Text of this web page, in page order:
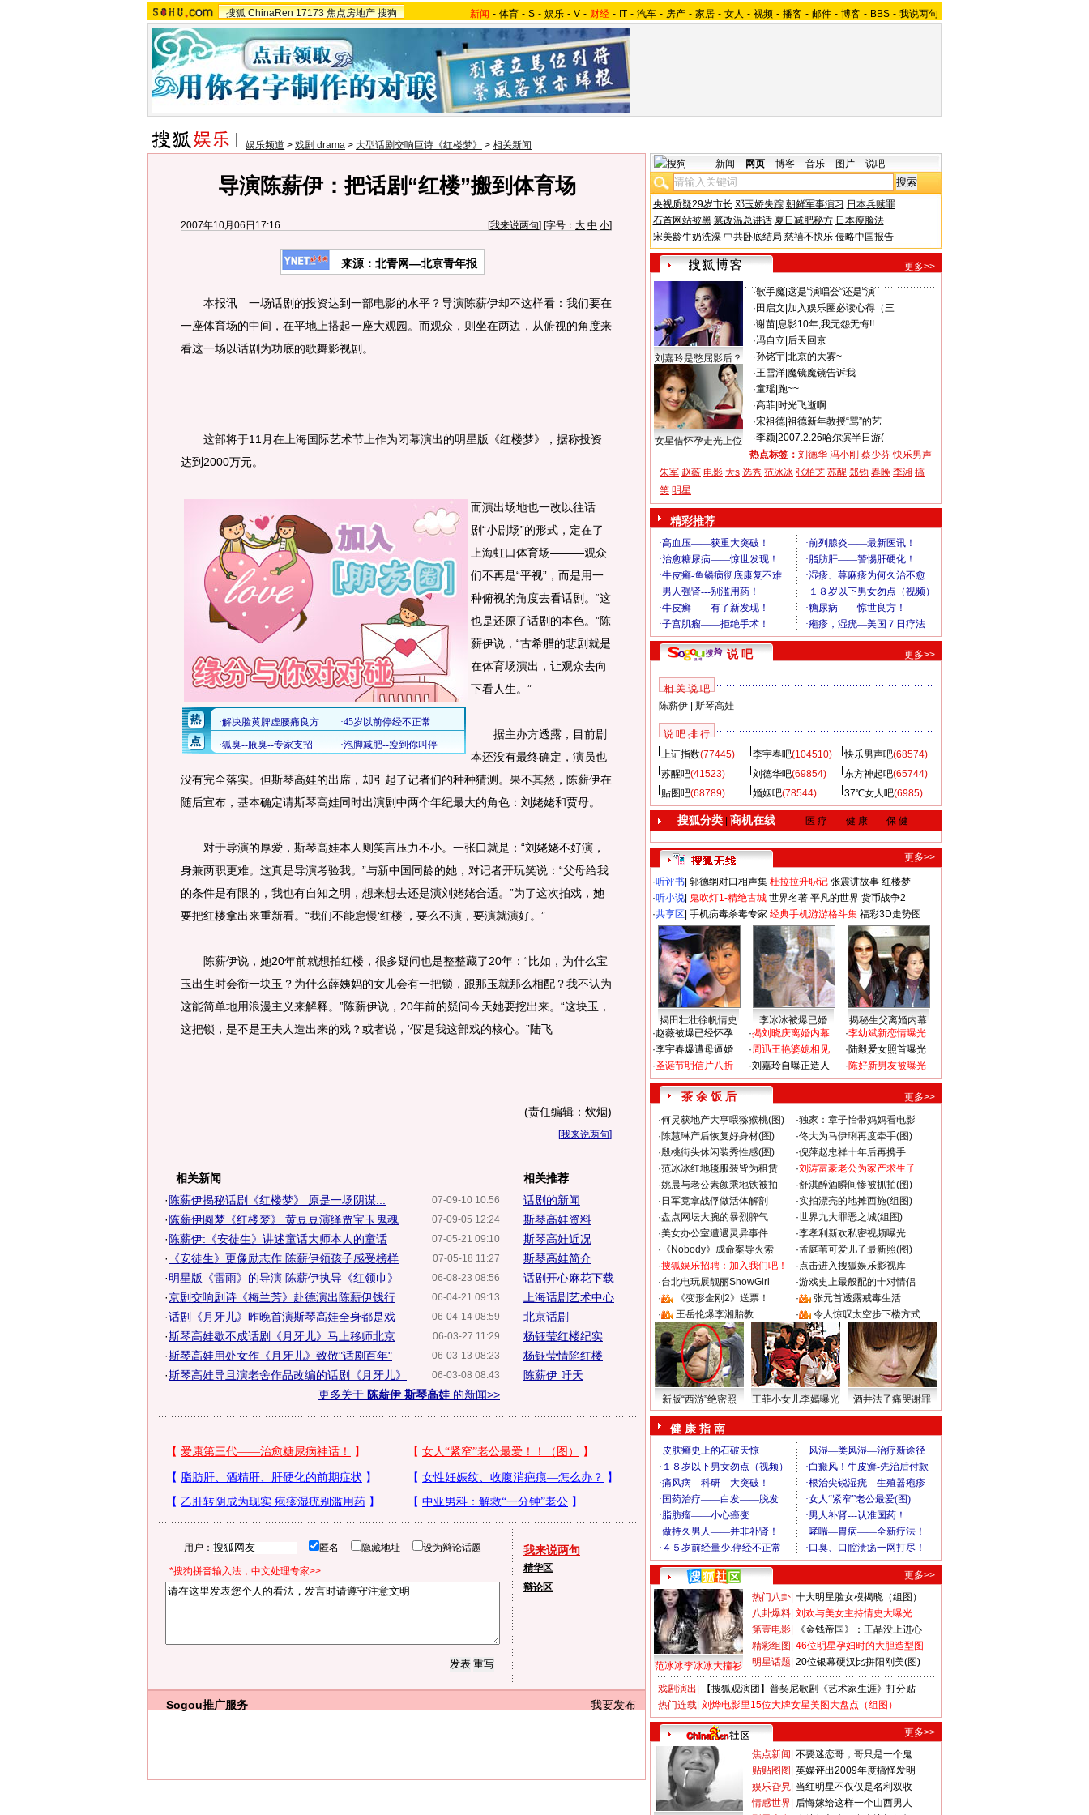
搜狐 ChinaRen 17173 焦点房地产 搜狗 新闻 - 体育 - S - 娱乐 - V - 财经 - IT - 汽车 - 房产 - 家居 - 女人 - 视频 - 播客 - 邮件 - 博客 - BBS - 我说两句
娱乐频道 > 戏剧 drama > 大型话剧交响巨诗《红楼梦》 > 相关新闻
导演陈薪伊：把话剧“红楼”搬到体育场
2007年10月06日17:16 [我来说两句] [字号： 大 中 小]
来源：北青网—北京青年报
本报讯 一场话剧的投资达到一部电影的水平？导演陈薪伊却不这样看：我们要在
一座体育场的中间，在平地上搭起一座大观园。而观众，则坐在两边，从俯视的角度来
看这一场以话剧为功底的歌舞影视剧。
这部将于11月在上海国际艺术节上作为闭幕演出的明星版《红楼梦》，据称投资
达到2000万元。
而演出场地也一改以往话
剧“小剧场”的形式，定在了
上海虹口体育场———观众
们不再是“平视”，而是用一
种俯视的角度去看话剧。“这
也是还原了话剧的本色。”陈
薪伊说，“古希腊的悲剧就是
在体育场演出，让观众去向
下看人生。”
据主办方透露，目前剧
本还没有最终确定，演员也
没有完全落实。但斯琴高娃的出席，却引起了记者们的种种猜测。果不其然，陈薪伊在
随后宣布，基本确定请斯琴高娃同时出演剧中两个年纪最大的角色：刘姥姥和贾母。
对于导演的厚爱，斯琴高娃本人则笑言压力不小。一张口就是：“刘姥姥不好演，
身兼两职更难。这真是导演考验我。”与新中国同龄的她，对记者开玩笑说：“父母给我
的条件是有限的，我也有自知之明，想来想去还是演刘姥姥合适。”为了这次拍戏，她
要把红楼拿出来重新看。“我们不能怠慢‘红楼’，要么不演，要演就演好。”
陈薪伊说，她20年前就想拍红楼，很多疑问也是整整藏了20年：“比如，为什么宝
玉出生时会衔一块玉？为什么薛姨妈的女儿会有一把锁，跟那玉就那么相配？我不认为
这能简单地用浪漫主义来解释。”陈薪伊说，20年前的疑问今天她要挖出来。“这块玉，
这把锁，是不是王夫人造出来的戏？或者说，‘假’是我这部戏的核心。”陆飞
(责任编辑：炊烟)
[我来说两句]
相关新闻
07-09-10 10:56
· 陈薪伊揭秘话剧《红楼梦》 原是一场阴谋...
07-09-05 12:24
· 陈薪伊圆梦《红楼梦》 黄豆豆演绎贾宝玉鬼魂
07-05-21 09:10
· 陈薪伊:《安徒生》讲述童话大师本人的童话
07-05-18 11:27
· 《安徒生》更像励志作 陈薪伊领孩子感受榜样
06-08-23 08:56
·明星版《雷雨》的导演 陈薪伊执导《红领巾》
06-04-21 09:13
·京剧交响剧诗《梅兰芳》赴德演出陈薪伊饯行
06-04-14 08:59
·话剧《月牙儿》昨晚首演斯琴高娃全身都是戏
06-03-27 11:29
·斯琴高娃歇不成话剧《月牙儿》马上移师北京
06-03-13 08:23
·斯琴高娃用处女作《月牙儿》致敬"话剧百年"
06-03-08 08:43
·斯琴高娃导且演老舍作品改编的话剧《月牙儿》
更多关于 陈薪伊 斯琴高娃 的新闻>>
相关推荐
话剧的新闻
斯琴高娃资料
斯琴高娃近况
斯琴高娃简介
话剧开心麻花下载
上海话剧艺术中心
北京话剧
杨钰莹红楼纪实
杨钰莹情陷红楼
陈薪伊 吁天
用户： 匿名 隐藏地址 设为辩论话题
*搜狗拼音输入法，中文处理专家>>
我来说两句
精华区
辩论区
我要发布
Sogou推广服务
新闻 网页 博客 音乐 图片 说吧
央视质疑29岁市长 邓玉娇失踪 朝鲜军事演习 日本兵赎罪
石首网站被黑 篡改温总讲话 夏日减肥秘方 日本瘦脸法
宋美龄牛奶洗澡 中共卧底结局 慈禧不快乐 侵略中国报告
更多>>
刘嘉玲是憋屈影后？
女星借怀孕走光上位
·歌手魔| 这是“演唱会”还是“演
· 田启文 加入娱乐圈必读心得（三
·谢苗| 息影10年,我无怨无悔!!
·冯自立 后天回京
·孙铭宇| 北京的大雾~
·王雪洋| 魔镜魔镜告诉我
·童瑶| 跑~~
·高菲| 时光飞逝啊
·宋祖德| 祖德新年教授“骂”的艺
·李颖| 2007.2.26哈尔滨半日游(
热点标签： 刘德华 冯小刚 蔡少芬 快乐男声
朱军 赵薇 电影 大s 选秀 范冰冰 张柏芝 苏醒 郑钧 春晚 李湘 搞
笑 明星
精彩推荐
说 吧 更多>>
相 关 说 吧
陈薪伊| 斯琴高娃
说 吧 排 行
上证指数(77445) 李宇春吧(104510) 快乐男声吧(68574)
苏醒吧(41523) 刘德华吧(69854) 东方神起吧(65744)
贴图吧(68789) 婚姻吧(78544) 37℃女人吧(6985)
搜狐分类| 商机在线 医 疗 健 康 保 健
更多>>
·听评书 郭德纲对口相声集 杜拉拉升职记 张震讲故事 红楼梦
·听小说 鬼吹灯1-精绝古城 世界名著 平凡的世界 货币战争2
·共享区 手机病毒杀毒专家 经典手机游游格斗集 福彩3D走势图
揭田壮壮徐帆情史 李冰冰被爆已婚
揭秘生父离婚内幕
·赵薇被爆已经怀孕
·李宇春爆遭母逼婚
·圣诞节明信片八折
·揭刘晓庆离婚内幕
·周迅王艳婆媳相见
·刘嘉玲自曝正造人
·李幼斌新恋情曝光
·陆毅爱女照首曝光
·陈好新男友被曝光
茶 余 饭 后
更多>>
·何炅获地产大亨喂猕猴桃(图) ·独家：章子怡带妈妈看电影
·陈慧琳产后恢复好身材(图) ·佟大为马伊琍再度牵手(图)
·殷桃街头休闲装秀性感(图) ·倪萍赵忠祥十年后再携手
·范冰冰红地毯服装皆为租赁 ·刘涛富豪老公为家产求生子
·姚晨与老公素颜乘地铁被拍 ·舒淇醉酒瞬间惨被抓拍(图)
· 日军竟拿战俘做活体解剖 ·实拍漂亮的地摊西施(组图)
·盘点网坛大腕的暴烈脾气 ·世界九大罪恶之城(组图)
·美女办公室遭遇灵异事件 ·李孝利新欢私密视频曝光
· 《Nobody》成命案导火索 ·孟庭苇可爱儿子最新照(图)
·搜狐娱乐招聘：加入我们吧！ ·点击进入搜狐娱乐影视库
·台北电玩展靓丽ShowGirl ·游戏史上最般配的十对情侣
·
《变形金刚2》送票！ ·
张元首透露戒毒生活
·
王岳伦爆李湘胎教 · 令人惊叹太空步下楼方式
新版“西游”绝密照 王菲小女儿李嫣曝光 酒井法子痛哭谢罪
健 康 指 南
更多>>
范冰冰李冰冰大撞衫
热门八卦 十大明星脸女模揭晓（组图）
八卦爆料 刘欢与美女主持情史大曝光
第壹电影
《金钱帝国》：王晶没上进心
精彩组图 46位明星孕妇时的大胆造型图
明星话题 20位银幕硬汉比拼阳刚美(图)
戏剧演出
【搜狐观演团】普契尼歌剧《艺术家生涯》打分贴
热门连载 刘烨电影里15位大牌女星美图大盘点（组图）
更多>>
焦点新闻 不要迷恋哥，哥只是一个鬼
贴贴图图 英媒评出2009年度搞怪发明
娱乐旮旯 当红明星不仅仅是名利双收
情感世界 后悔嫁给这样一个山西男人